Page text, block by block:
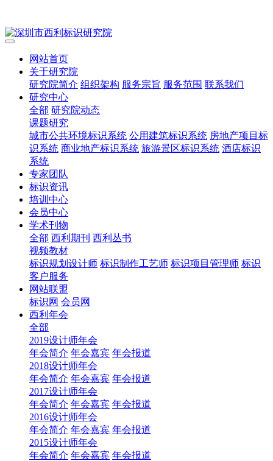
网站首页
关于研究院
研究院简介 组织架构 服务宗旨 服务范围 联系我们
研究中心
全部 研究院动态
课题研究
城市公共环境标识系统 公用建筑标识系统 房地产项目标
识系统 商业地产标识系统 旅游景区标识系统 酒店标识
系统
专家团队
标识资讯
培训中心
会员中心
学术刊物
全部 西利期刊 西利丛书
视频教材
标识规划设计师 标识制作工艺师 标识项目管理师 标识
客户服务
网站联盟
标识网 会员网
西利年会
全部
2019设计师年会
年会简介 年会嘉宾 年会报道
2018设计师年会
年会简介 年会嘉宾 年会报道
2017设计师年会
年会简介 年会嘉宾 年会报道
2016设计师年会
年会简介 年会嘉宾 年会报道
2015设计师年会
年会简介 年会嘉宾 年会报道